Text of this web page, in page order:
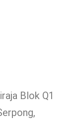
Blok Q1